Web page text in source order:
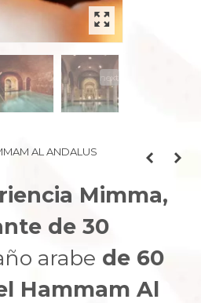
next
AL ANDALUS
Mimma,
de 30
arabe de 60
Hammam Al